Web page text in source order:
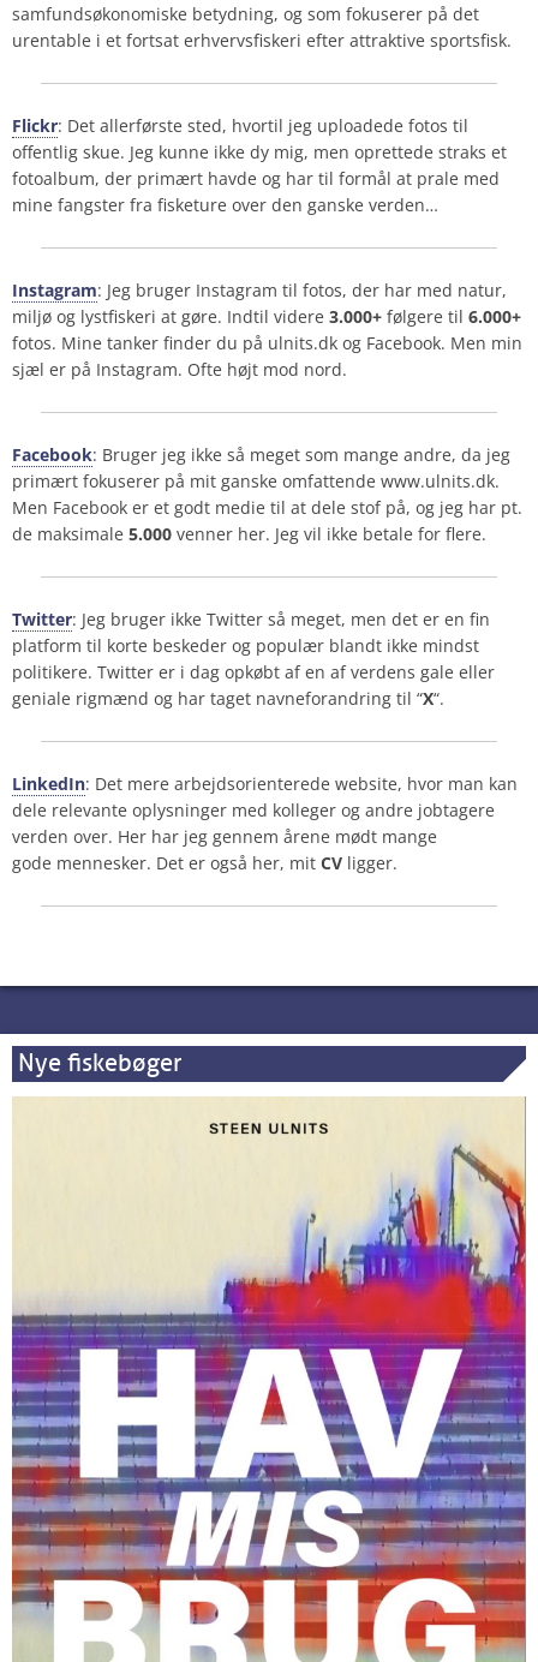
samfundsøkonomiske betydning, og som fokuserer på det
urentable i et fortsat erhvervsfiskeri efter attraktive sportsfisk.
Flickr: Det allerførste sted, hvortil jeg uploadede fotos til
offentlig skue. Jeg kunne ikke dy mig, men oprettede straks et
fotoalbum, der primært havde og har til formål at prale med
mine fangster fra fisketure over den ganske verden…
Instagram: Jeg bruger Instagram til fotos, der har med natur,
miljø og lystfiskeri at gøre. Indtil videre 3.000+ følgere til 6.000+
fotos. Mine tanker finder du på ulnits.dk og Facebook. Men min
sjæl er på Instagram. Ofte højt mod nord.
Facebook: Bruger jeg ikke så meget som mange andre, da jeg
primært fokuserer på mit ganske omfattende www.ulnits.dk.
Men Facebook er et godt medie til at dele stof på, og jeg har pt.
de maksimale 5.000 venner her. Jeg vil ikke betale for flere.
Twitter: Jeg bruger ikke Twitter så meget, men det er en fin
platform til korte beskeder og populær blandt ikke mindst
politikere. Twitter er i dag opkøbt af en af verdens gale eller
geniale rigmænd og har taget navneforandring til “X“.
LinkedIn: Det mere arbejdsorienterede website, hvor man kan
dele relevante oplysninger med kolleger og andre jobtagere
verden over. Her har jeg gennem årene mødt mange
gode mennesker. Det er også her, mit CV ligger.
Nye fiskebøger